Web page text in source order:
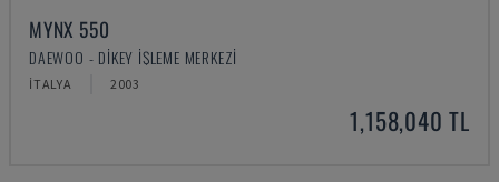
MYNX 550
DAEWOO - DIKEY İŞLEME MERKEZI
İTALYA 2003
1,158,040 TL